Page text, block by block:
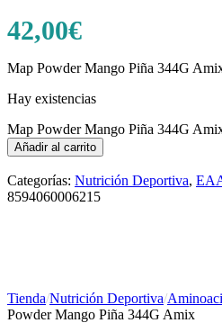
42,00€
Map Powder Mango Piña 344G
Hay existencias
Map Powder Mango Piña 344G
Añadir al carrito
Categorías: Nutrición Deportiva,
8594060006215
Tienda/Nutrición Deportiva/
Powder Mango Piña 344G Amix